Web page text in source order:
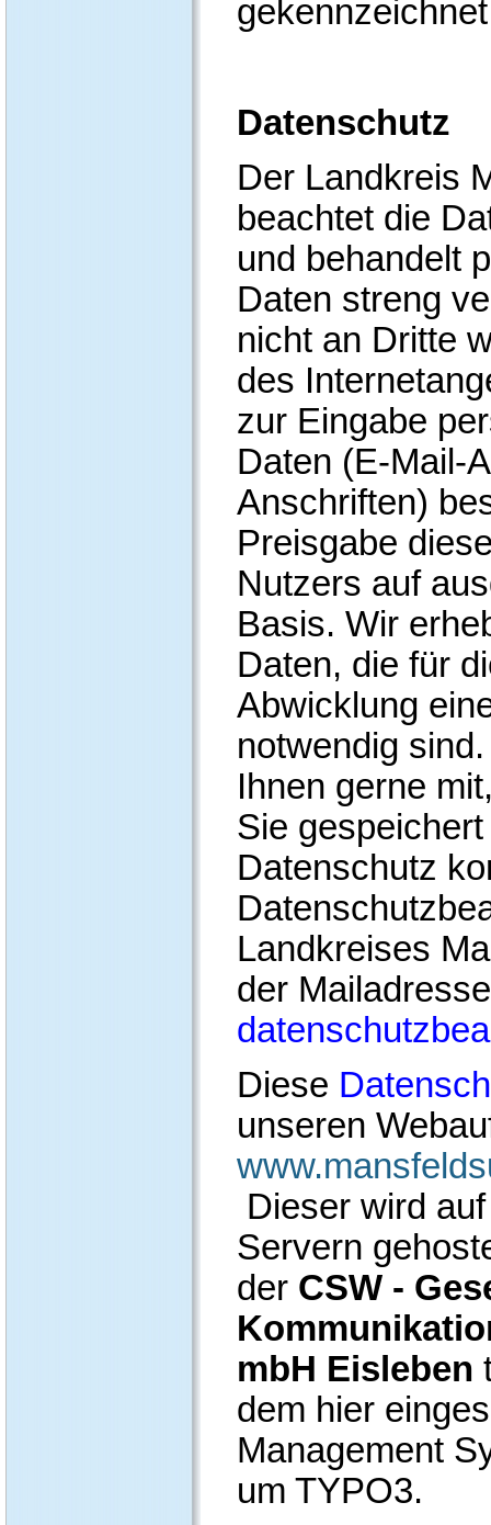
Datenschutz
Der Landkreis
beachtet die
und behandelt
Daten streng
nicht an Dritte
des
zur Eingabe
Daten (E-Mail-
Anschriften)
Preisgabe
Nutzers auf
Basis. Wir
Daten, die für
Abwicklung
notwendig
Ihnen gerne
Sie
Datenschutz
Landkreises
der
Diese
unseren
Dieser wird
Servern
der CSW -
mbH Eisleben
dem hier
Management
um TYPO3.